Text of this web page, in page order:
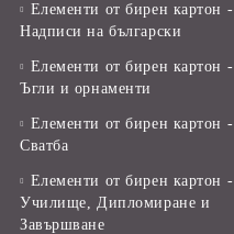
Елементи от бирен картон -
Надписи на български
Елементи от бирен картон -
Ъгли и орнаменти
Елементи от бирен картон -
Сватба
Елементи от бирен картон -
Училище, Дипломиране и
Завършване